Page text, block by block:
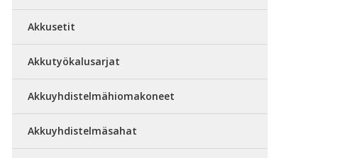
Akkusetit
Akkutyökalusarjat
Akkuyhdistelmähiomakoneet
Akkuyhdistelmäsahat